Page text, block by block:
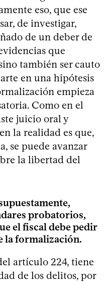
eso, que ese
de investigar,
de un deber de
que
también ser cauto
en una hipótesis
empieza
Como en el
juicio oral y
la realidad es que,
se puede avanzar
la libertad del
probatorios,
el fiscal debe pedir
la formalización.
artículo 224, tiene
de los delitos, por